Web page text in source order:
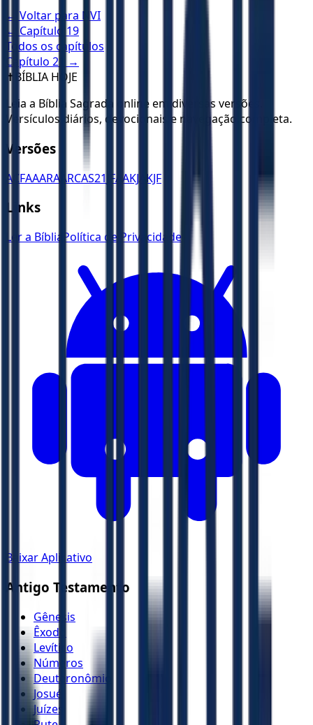
← Voltar para NVI
← Capítulo 19
Todos os capítulos
Capítulo 21
→
✝️ BÍBLIA HOJE
Leia a Bíblia Sagrada online em diversas versões.
Versículos diários, devocionais e navegação completa.
Versões
ACFAAARA ARCAS21 JFAAKJA KJF
Links
Ler a Bíblia Política de Privacidade
Baixar Aplicativo
Antigo Testamento
Gênesis
Êxodo
Levítico
Números
Deuteronômio
Josué
Juízes